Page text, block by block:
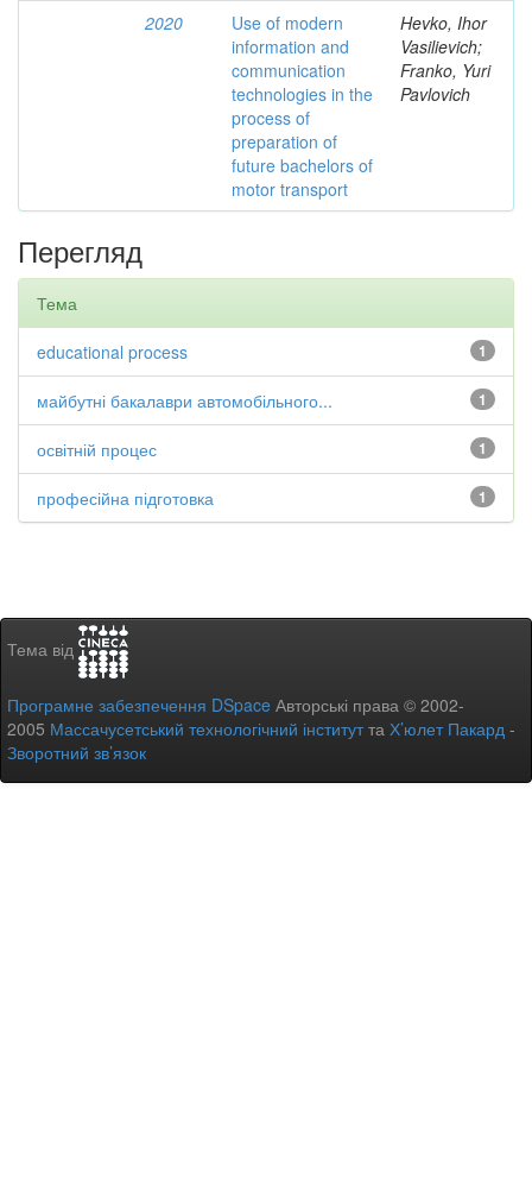
2020
Use of modern
information and
communication
technologies in the
process of
preparation of
future bachelors of
motor transport
Hevko, Ihor
Vasilievich;
Franko, Yuri
Pavlovich
Перегляд
Тема
1
educational process
1
майбутні бакалаври автомобільного...
1
освітній процес
1
професійна підготовка
Тема від
Програмне забезпечення DSpace Авторські права © 2002-
2005 Массачусетський технологічний інститутта Х’юлет Пакард -
Зворотний зв’язок